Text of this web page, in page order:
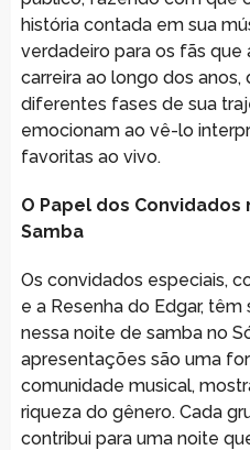
história contada em sua
verdadeiro para os fãs que
carreira ao longo dos
diferentes fases de sua
emocionam ao vê-lo
favoritas ao vivo.
O Papel dos
Samba
Os convidados especiais,
e a Resenha do Edgar,
nessa noite de samba no
apresentações são uma
comunidade musical,
riqueza do gênero. Cada
contribui para uma noite